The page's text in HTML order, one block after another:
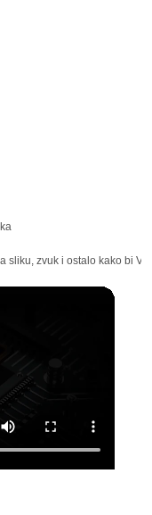
sliku, zvuk i ostalo kako bi